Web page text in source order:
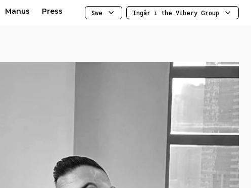
Manus Press Swe Ingår i the Vibery Group